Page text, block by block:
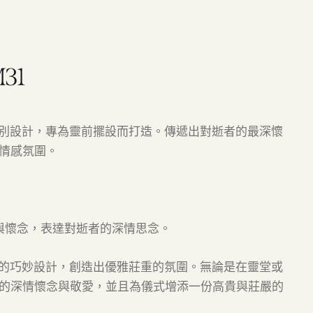
設計，專為靈前擺設而打造。傳遞出對逝者的最深懷
感氛圍。
念，表達對逝者的深情思念。
巧妙設計，創造出優雅莊重的氛圍。無論是在靈堂或
深情懷念與敬愛，並且為儀式增添一份高貴與莊嚴的